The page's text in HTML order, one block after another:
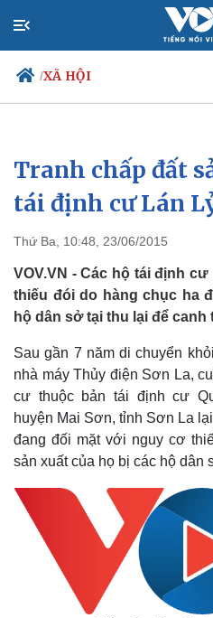
/XÃ HỘI
Chính trị
Đảng
Tổ chức nhân sự
Nhận diện sự thật
Tranh chấp đất
tái định cư Lán
Thứ Ba, 10:48, 23/06/2015
VOV.VN - Các hộ tái định
thiếu đói do hàng chục ha
hộ dân sở tại thu lại để canh
Sau gần 7 năm di chuyển
nhà máy Thủy điện Sơn La,
cư thuộc bản tái định cư
huyện Mai Sơn, tỉnh Sơn La
đang đối mặt với nguy cơ
sản xuất của họ bị các hộ dân